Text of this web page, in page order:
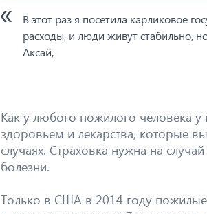
В этот раз я посетила карликовое
расходы, и люди живут стабильно,
Аксай,
Как у любого пожилого человека
здоровьем и лекарства, которые
случаях. Страховка нужна на
болезни.
Только в США в 2014 году